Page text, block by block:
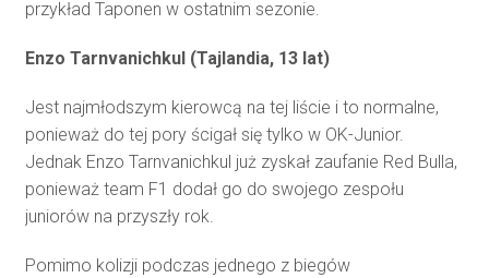
przykład Taponen w ostatnim sezonie.
Enzo Tarnvanichkul (Tajlandia, 13 lat)
Jest najmłodszym kierowcą na tej liście i to normalne,
ponieważ do tej pory ścigał się tylko w OK-Junior.
Jednak Enzo Tarnvanichkul już zyskał zaufanie Red Bulla,
ponieważ team F1 dodał go do swojego zespołu
juniorów na przyszły rok.
Pomimo kolizji podczas jednego z biegów